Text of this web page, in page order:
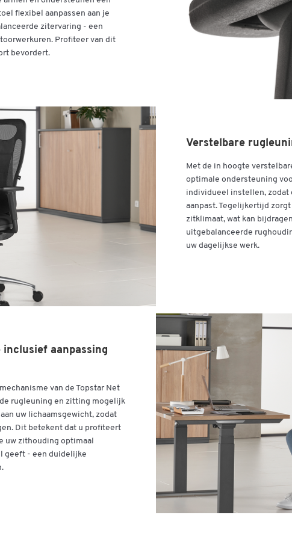
Materiaal onderstel: aluminium
Kleur frame: aluminium zilver
veiligheidswielen, geschikt voor tapijtvloeren
Stiftung Warentest beoordeling GOOD 2.3
Kwaliteit: Made in Germany
Garantie: 3 jaar
flexibel aanpassen aan je
zitervaring - een
Profiteer van dit
bevordert.
Verstelbare
Met de in hoogte
optimale ondersteuning
individueel instellen, zodat
aanpast. Tegelijkertijd
zitklimaat, wat kan
uitgebalanceerde
uw dagelijkse werk.
aanpassing
van de Topstar Net
rugleuning en zitting mogelijk
uw lichaamsgewicht, zodat
Dit betekent dat u profiteert
uw zithouding optimaal
geeft - een duidelijke